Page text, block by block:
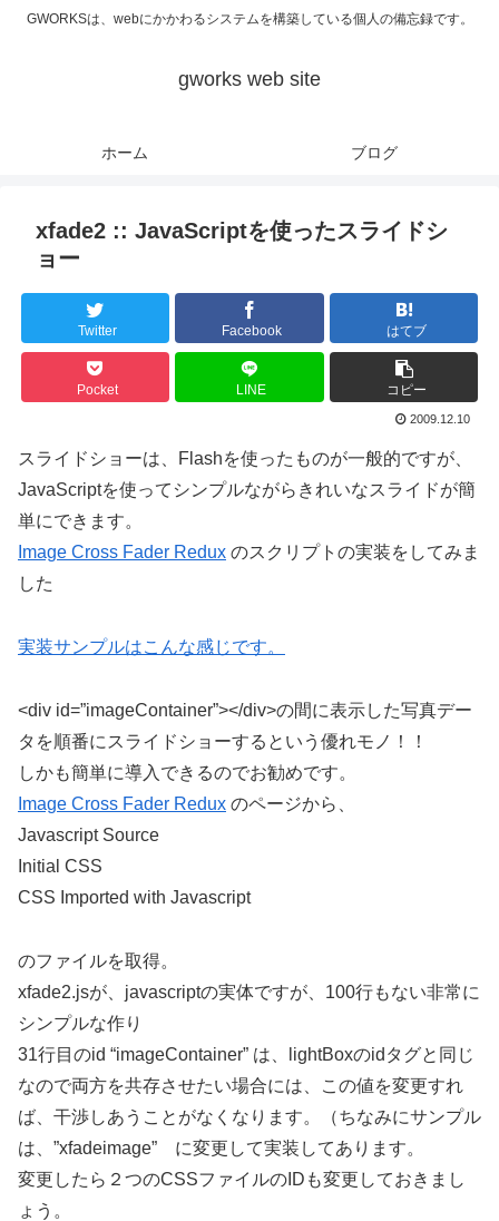
GWORKSは、webにかかわるシステムを構築している個人の備忘録です。
gworks web site
ホーム ブログ
xfade2 :: JavaScriptを使ったスライドシ
ョー
Twitter Facebook はてブ
Pocket LINE コピー
2009.12.10
スライドショーは、Flashを使ったものが一般的ですが、
JavaScriptを使ってシンプルながらきれいなスライドが簡
単にできます。
Image Cross Fader Redux のスクリプトの実装をしてみま
した
実装サンプルはこんな感じです。
<div id=”imageContainer”></div>の間に表示した写真デー
タを順番にスライドショーするという優れモノ！！
しかも簡単に導入できるのでお勧めです。
Image Cross Fader Redux のページから、
Javascript Source
Initial CSS
CSS Imported with Javascript
のファイルを取得。
xfade2.jsが、javascriptの実体ですが、100行もない非常に
シンプルな作り
31行目のid “imageContainer” は、lightBoxのidタグと同じ
なので両方を共存させたい場合には、この値を変更すれ
ば、干渉しあうことがなくなります。（ちなみにサンプル
は、”xfadeimage” に変更して実装してあります。
変更したら２つのCSSファイルのIDも変更しておきまし
ょう。